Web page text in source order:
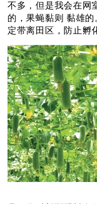
不多，但是我会在网
的，果蝇黏则 黏雄
定带离田区，防止孵